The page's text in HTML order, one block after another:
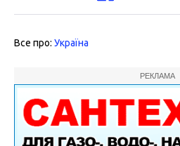
Все про: Україна
РЕКЛАМА